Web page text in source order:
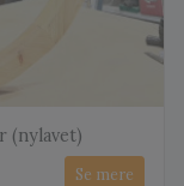
(nylavet)
Se mere